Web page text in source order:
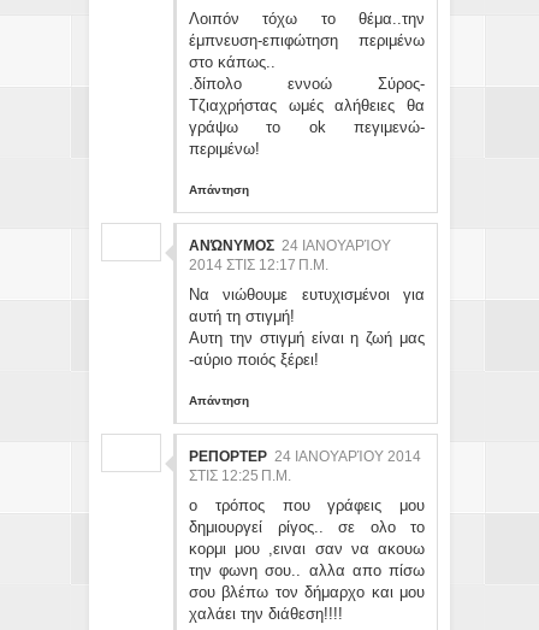
Λοιπόν τόχω το θέμα..την
έμπνευση-επιφώτηση περιμένω
στο κάπως..
.δίπολο εννοώ Σύρος-
Τζιαχρήστας ωμές αλήθειες θα
γράψω το οk πεγιμενώ-
περιμένω!
Απάντηση
ΑΝΏΝΥΜΟΣ 24 ΙΑΝΟΥΑΡΊΟΥ
2014 ΣΤΙΣ 12:17 Π.Μ.
Να νιώθουμε ευτυχισμένοι για
αυτή τη στιγμή!
Αυτη την στιγμή είναι η ζωή μας
-αύριο ποιός ξέρει!
Απάντηση
ΡΕΠΟΡΤΕΡ 24 ΙΑΝΟΥΑΡΊΟΥ 2014
ΣΤΙΣ 12:25 Π.Μ.
ο τρόπος που γράφεις μου
δημιουργεί ρίγος.. σε ολο το
κορμι μου ,ειναι σαν να ακουω
την φωνη σου.. αλλα απο πίσω
σου βλέπω τον δήμαρχο και μου
χαλάει την διάθεση!!!!